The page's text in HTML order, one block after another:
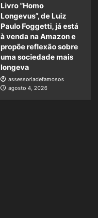
Livro “Homo
Longevus”, de Luiz
Paulo Foggetti, já está
à venda na Amazon e
propõe reflexão sobre
uma sociedade mais
longeva
assessoriadefamosos
agosto 4, 2026